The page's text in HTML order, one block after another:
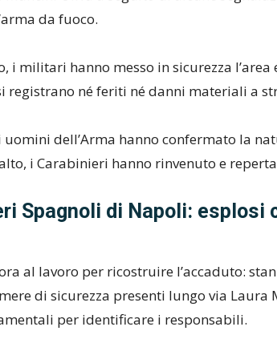
da fuoco.
i militari hanno messo in sicurezza
registrano né feriti né danni materiali a
dell’Arma hanno confermato la
i Carabinieri hanno rinvenuto e
Spagnoli di Napoli: esplosi
al lavoro per ricostruire l’accaduto:
di sicurezza presenti lungo via Laura
per identificare i responsabili.